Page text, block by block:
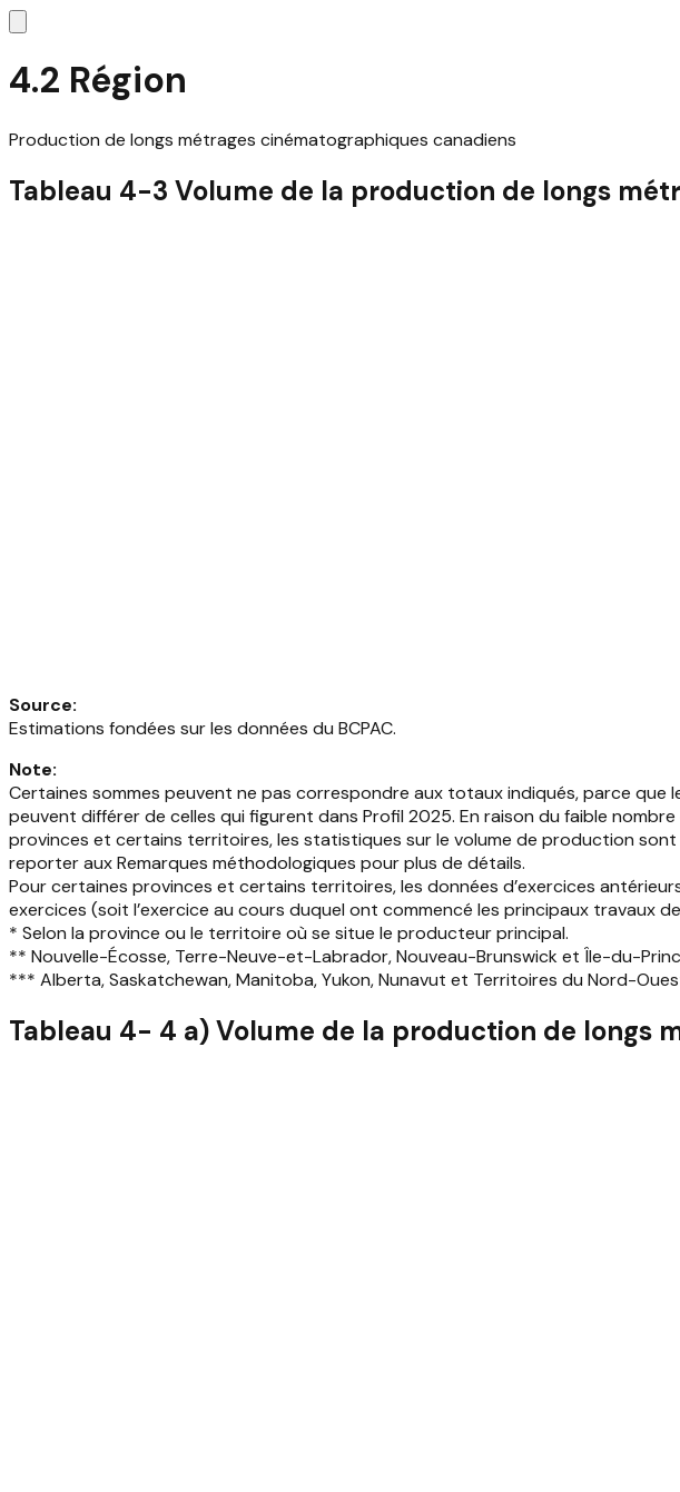
4.2 Région
Production de longs métrages cinématographiques canadiens
Tableau 4-3 Volume de la production de longs
Source:
Estimations fondées sur les données du BCPAC.
Note:
Certaines sommes peuvent ne pas correspondre aux totaux indiqués, parce
peuvent différer de celles qui figurent dans Profil 2025. En raison du faible
provinces et certains territoires, les statistiques sur le volume de production
reporter aux Remarques méthodologiques pour plus de détails.
Pour certaines provinces et certains territoires, les données d’exercices
exercices (soit l’exercice au cours duquel ont commencé les principaux travaux
* Selon la province ou le territoire où se situe le producteur principal.
** Nouvelle-Écosse, Terre-Neuve-et-Labrador, Nouveau-Brunswick et Île-du-
*** Alberta, Saskatchewan, Manitoba, Yukon, Nunavut et Territoires du Nord-
Tableau 4- 4 a) Volume de la production de longs